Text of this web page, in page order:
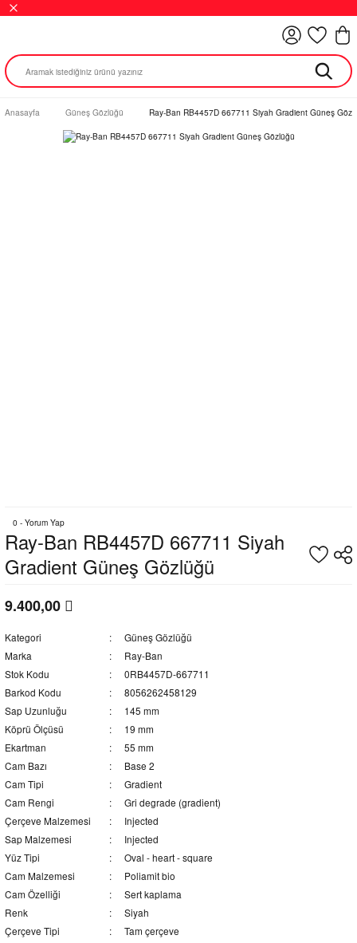
Anasayfa Güneş Gözlüğü Ray-Ban RB4457D 667711 Siyah Gradient Güneş
0 - Yorum Yap
Ray-Ban RB4457D 667711 Siyah
Gradient Güneş Gözlüğü
9.400,00
Kategori
Güneş Gözlüğü
Marka
Ray-Ban
Stok Kodu
0RB4457D-667711
Barkod Kodu
8056262458129
Sap Uzunluğu
145 mm
Köprü Ölçüsü
19 mm
Ekartman
55 mm
Cam Bazı
Base 2
Cam Tipi
Gradient
Cam Rengi
Gri degrade (gradient)
Çerçeve Malzemesi
Injected
Sap Malzemesi
Injected
Yüz Tipi
Oval - heart - square
Cam Malzemesi
Poliamit bio
Cam Özelliği
Sert kaplama
Renk
Siyah
Çerçeve Tipi
Tam çerçeve